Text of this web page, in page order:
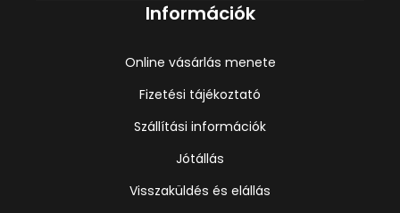
Információk
Online vásárlás menete
Fizetési tájékoztató
Szállítási információk
Jótállás
Visszaküldés és elállás